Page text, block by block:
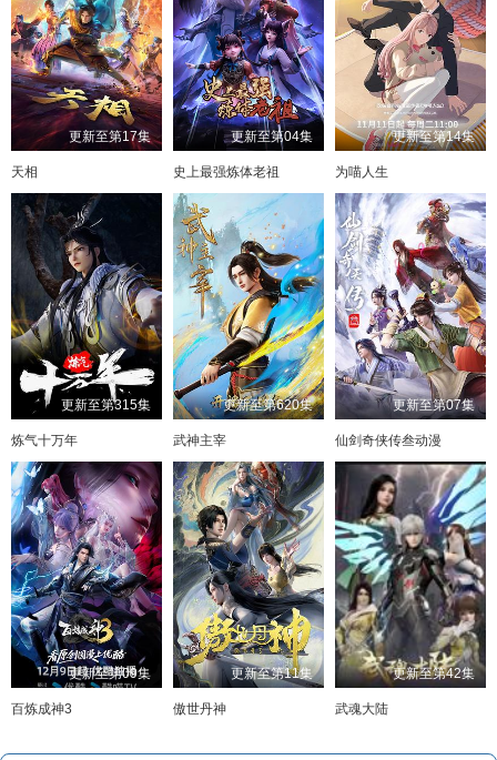
更新至第17集
天相
更新至第04集
史上最强炼体老祖
更新至第14集
为喵人生
更新至第315集
炼气十万年
更新至第620集
武神主宰
更新至第07集
仙剑奇侠传叁动漫
更新至第09集
百炼成神3
更新至第11集
傲世丹神
更新至第42集
武魂大陆